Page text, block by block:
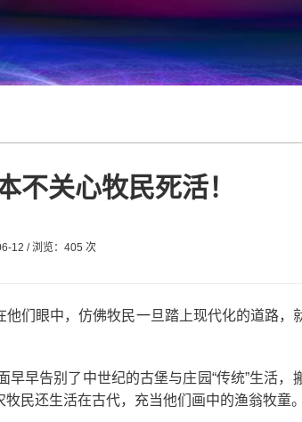
不关心牧民死活！
12 / 浏览：405 次
们眼中，仿佛牧民一旦踏上现代化的道路，
早早告别了中世纪的古堡与庄园“传统”生活，
民还生活在古代，充当他们画中的渔翁牧童。